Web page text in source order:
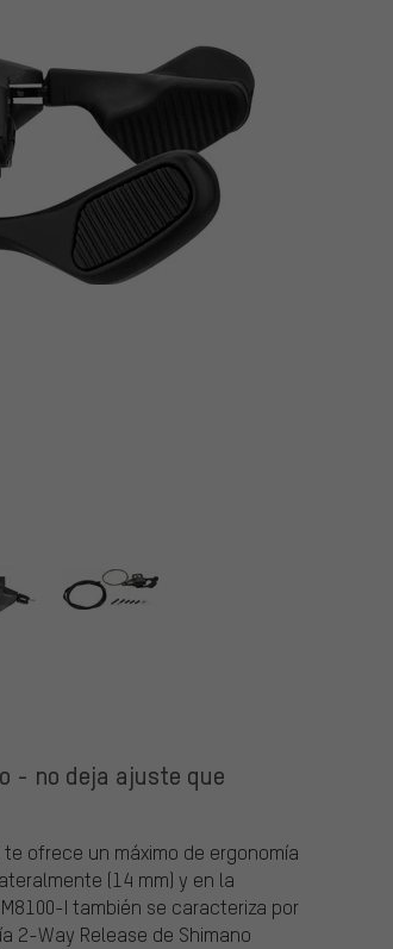
- no deja ajuste que
ofrece un máximo de ergonomía
(14 mm) y en la
I también se caracteriza por
2-Way Release de Shimano